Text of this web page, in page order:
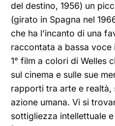
del destino, 1956) un
(girato in Spagna nel
che ha l’incanto di una
raccontata a bassa voce
1° film a colori di Welles
sul cinema e sulle sue
rapporti tra arte e realtà,
azione umana. Vi si
sottigliezza intellettuale